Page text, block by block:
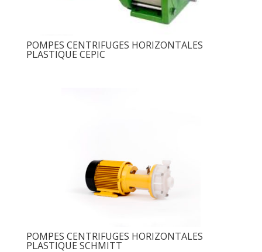
POMPES CENTRIFUGES HORIZONTALES
PLASTIQUE CEPIC
POMPES CENTRIFUGES HORIZONTALES
PLASTIQUE SCHMITT